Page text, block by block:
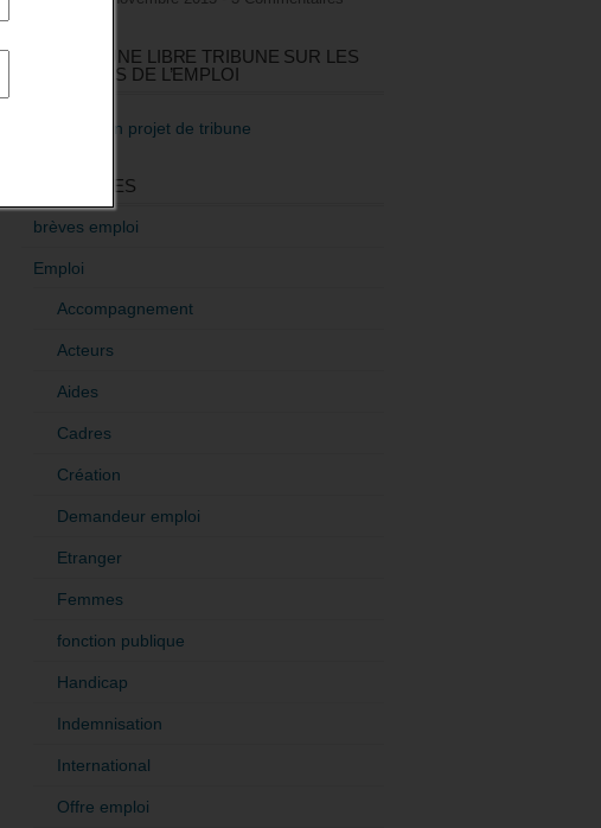
RÉDIGEZ UNE LIBRE TRIBUNE SUR LES
POLITIQUES DE L’EMPLOI
>Décrire mon projet de tribune
CATÉGORIES
brèves emploi
Emploi
Accompagnement
Acteurs
Aides
Cadres
Création
Demandeur emploi
Etranger
Femmes
fonction publique
Handicap
Indemnisation
International
Offre emploi